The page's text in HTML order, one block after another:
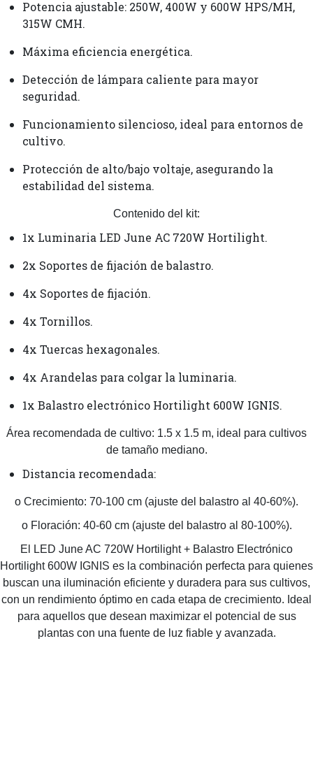
Potencia ajustable: 250W, 400W y 600W HPS/MH,
315W CMH.
Máxima eficiencia energética.
Detección de lámpara caliente para mayor
seguridad.
Funcionamiento silencioso, ideal para entornos de
cultivo.
Protección de alto/bajo voltaje, asegurando la
estabilidad del sistema.
Contenido del kit:
1x Luminaria LED June AC 720W Hortilight.
2x Soportes de fijación de balastro.
4x Soportes de fijación.
4x Tornillos.
4x Tuercas hexagonales.
4x Arandelas para colgar la luminaria.
1x Balastro electrónico Hortilight 600W IGNIS.
Área recomendada de cultivo: 1.5 x 1.5 m, ideal para cultivos
de tamaño mediano.
Distancia recomendada:
o Crecimiento: 70-100 cm (ajuste del balastro al 40-60%).
o Floración: 40-60 cm (ajuste del balastro al 80-100%).
El LED June AC 720W Hortilight + Balastro Electrónico
Hortilight 600W IGNIS es la combinación perfecta para quienes
buscan una iluminación eficiente y duradera para sus cultivos,
con un rendimiento óptimo en cada etapa de crecimiento. Ideal
para aquellos que desean maximizar el potencial de sus
plantas con una fuente de luz fiable y avanzada.